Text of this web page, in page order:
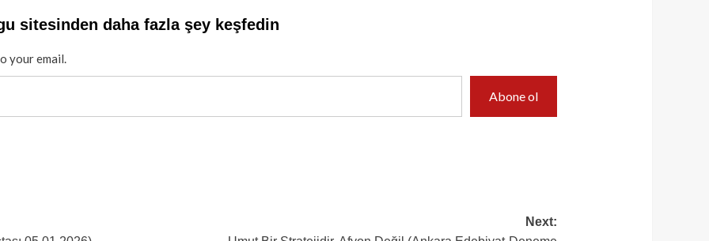
sitesinden daha fazla şey keşfedin
your email.
Abone ol
Next: